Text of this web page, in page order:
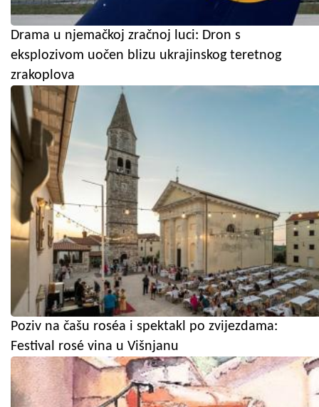
Drama u njemačkoj zračnoj luci: Dron s
eksplozivom uočen blizu ukrajinskog teretnog
zrakoplova
Poziv na čašu roséa i spektakl po zvijezdama:
Festival rosé vina u Višnjanu